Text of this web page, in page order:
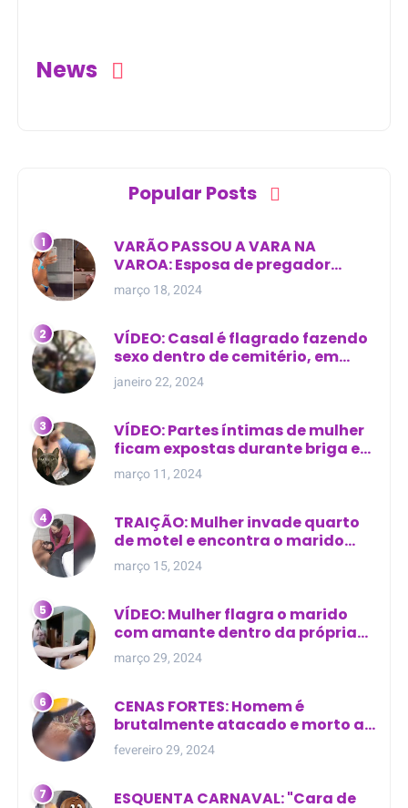
News
Popular Posts
VARÃO PASSOU A VARA NA
VAROA: Esposa de pregador
evangélico descobre
relacionamento extra-conjugal
março 18, 2024
VÍDEO: Casal é flagrado fazendo
sexo dentro de cemitério, em
cima de túmulo no Maranhão
janeiro 22, 2024
VÍDEO: Partes íntimas de mulher
ficam expostas durante briga em
Manaus
março 11, 2024
TRAIÇÃO: Mulher invade quarto
de motel e encontra o marido
com outra na cama
março 15, 2024
VÍDEO: Mulher flagra o marido
com amante dentro da própria
residência
março 29, 2024
CENAS FORTES: Homem é
brutalmente atacado e morto a
golpes de facão em joão lisboa
fevereiro 29, 2024
ESQUENTA CARNAVAL: "Cara de